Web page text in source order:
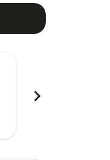
chevron_right